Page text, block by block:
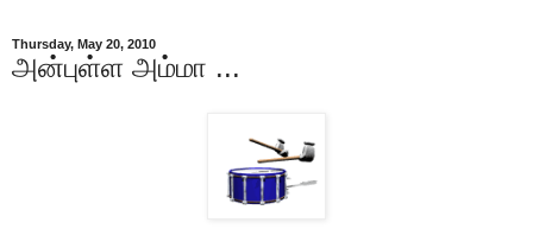
Thursday, May 20, 2010
அன்புள்ள அம்மா ...